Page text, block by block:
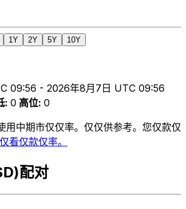
1Y 2Y 5Y 10Y
09:56 - 2026年8月7日 UTC 09:56
: 0 高位: 0
用中期市仅仅率。仅仅供参考。您仅款仅
仅看仅款仅率。
配对